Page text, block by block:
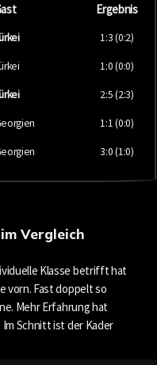
Ergebnis
1:3 (0:2)
1:0 (0:0)
2:5 (2:3)
1:1 (0:0)
3:0 (1:0)
Vergleich
Klasse betrifft hat
vorn. Fast doppelt so
Mehr Erfahrung hat
Schnitt ist der Kader